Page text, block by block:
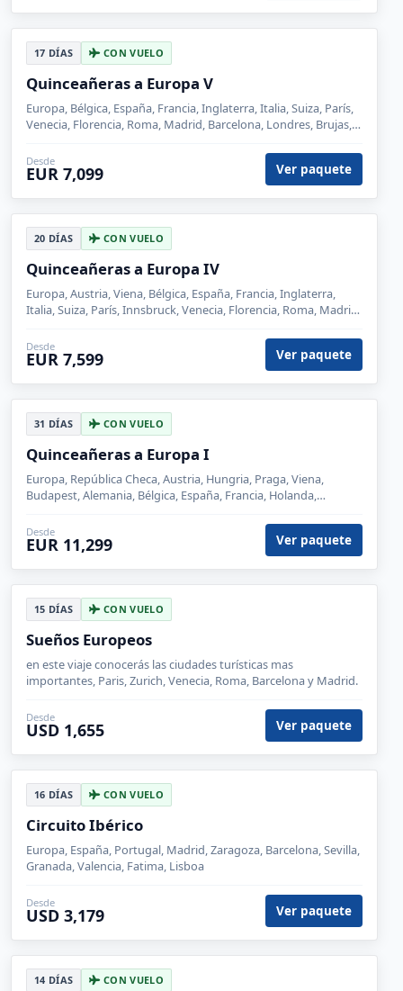
17 DÍAS CON VUELO
Quinceañeras a Europa V
Europa, Bélgica, España, Francia, Inglaterra, Italia, Suiza, París,
Venecia, Florencia, Roma, Madrid, Barcelona, Londres, Brujas,
Desde
EUR 7,099 Ver paquete
20 DÍAS CON VUELO
Quinceañeras a Europa IV
Europa, Austria, Viena, Bélgica, España, Francia, Inglaterra,
Italia, Suiza, París, Innsbruck, Venecia, Florencia, Roma, Madrid,
Desde
EUR 7,599 Ver paquete
31 DÍAS CON VUELO
Quinceañeras a Europa I
Europa, República Checa, Austria, Hungria, Praga, Viena,
Budapest, Alemania, Bélgica, España, Francia, Holanda,
Roma, Milan, Madrid, Zaragoza, Barcelona, Londres, Brujas,
Ámsterdam, Frankfurt, Pisa, Lucerna, Nuremberg, Siena,
Desde
EUR 11,299 Ver paquete
15 DÍAS CON VUELO
Sueños Europeos
en este viaje conocerás las ciudades turísticas mas
importantes, Paris, Zurich, Venecia, Roma, Barcelona y Madrid.
Desde
USD 1,655 Ver paquete
16 DÍAS CON VUELO
Circuito Ibérico
Europa, España, Portugal, Madrid, Zaragoza, Barcelona, Sevilla,
Granada, Valencia, Fatima, Lisboa
Desde
USD 3,179 Ver paquete
14 DÍAS CON VUELO